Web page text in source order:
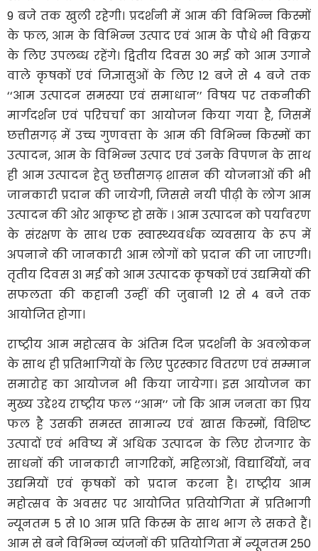
9 बजे तक खुली रहेगी। प्रदर्शनी में आम की विभिन्न किस्मों
के फल, आम के विभिन्न उत्पाद एवं आम के पौधे भी विक्रय
के लिए उपलब्ध रहेंगे। द्वितीय दिवस 30 मई को आम उगाने
वाले कृषकों एवं जिज्ञासुओं के लिए 12 बजे से 4 बजे तक
‘‘आम उत्पादन समस्या एवं समाधान’’ विषय पर तकनीकी
मार्गदर्शन एवं परिचर्चा का आयोजन किया गया है, जिसमें
छत्तीसगढ़ में उच्च गुणवत्ता के आम की विभिन्न किस्मों का
उत्पादन, आम के विभिन्न उत्पाद एवं उनके विपणन के साथ
ही आम उत्पादन हेतु छत्तीसगढ़ शासन की योजनाओं की भी
जानकारी प्रदान की जायेगी, जिससे नयी पीढ़ी के लोग आम
उत्पादन की ओर आकृष्ट हो सकें । आम उत्पादन को पर्यावरण
के संरक्षण के साथ एक स्वास्थ्यवर्धक व्यवसाय के रूप में
अपनाने की जानकारी आम लोगों को प्रदान की जा जाएगी।
तृतीय दिवस 31 मई को आम उत्पादक कृषकों एवं उद्यमियों की
सफलता की कहानी उन्हीं की जुबानी 12 से 4 बजे तक
आयोजित होगा।
राष्ट्रीय आम महोत्सव के अंतिम दिन प्रदर्शनी के अवलोकन
के साथ ही प्रतिभागियों के लिए पुरस्कार वितरण एवं सम्मान
समारोह का आयोजन भी किया जायेगा। इस आयोजन का
मुख्य उद्देश्य राष्ट्रीय फल ‘‘आम’’ जो कि आम जनता का प्रिय
फल है उसकी समस्त सामान्य एवं खास किस्मों, विशिष्ट
उत्पादों एवं भविष्य में अधिक उत्पादन के लिए रोजगार के
साधनों की जानकारी नागरिकों, महिलाओं, विद्यार्थियों, नव
उद्यमियों एवं कृषकों को प्रदान करना है। राष्ट्रीय आम
महोत्सव के अवसर पर आयोजित प्रतियोगिता में प्रतिभागी
न्यूनतम 5 से 10 आम प्रति किस्म के साथ भाग ले सकते हैं।
आम से बने विभिन्न व्यंजनों की प्रतियोगिता में न्यूनतम 250